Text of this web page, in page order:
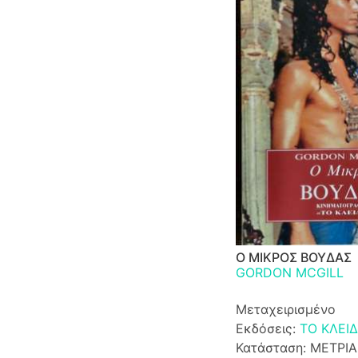
Ο ΜΙΚΡΟΣ ΒΟΥΔΑΣ
GORDON MCGILL
Μεταχειρισμένο
Εκδόσεις: ΤΟ
Κατάσταση: ΜΕΤΡΙΑ